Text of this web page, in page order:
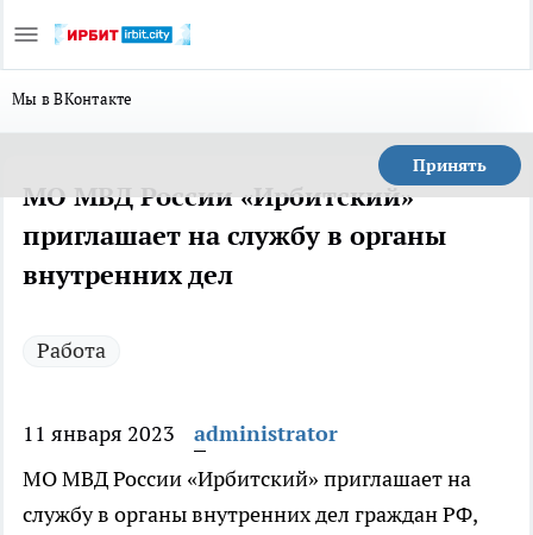
Мы в ВКонтакте
Принять
МО МВД России «Ирбитский»
приглашает на службу в органы
внутренних дел
Работа
11 января 2023
administrator
МО МВД России «Ирбитский» приглашает на
службу в органы внутренних дел граждан РФ,